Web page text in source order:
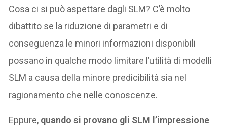
Cosa ci si può aspettare dagli SLM? C’è molto
dibattito se la riduzione di parametri e di
conseguenza le minori informazioni disponibili
possano in qualche modo limitare l’utilità di modelli
SLM a causa della minore predicibilità sia nel
ragionamento che nelle conoscenze.
Eppure, quando si provano gli SLM l’impressione